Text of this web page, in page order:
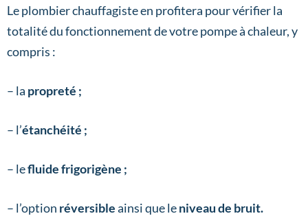
Le plombier chauffagiste en profitera pour vérifier la
totalité du fonctionnement de votre pompe à chaleur, y
compris :
– la propreté ;
– l’étanchéité ;
– lefluide frigorigène ;
– l’option réversibleainsi que leniveau de bruit.